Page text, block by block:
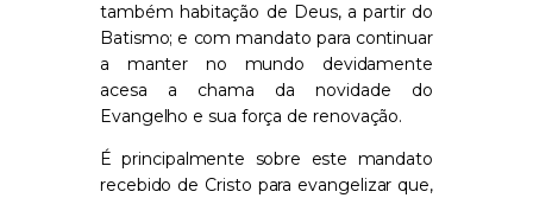
também habitação de Deus, a partir do
Batismo; e com mandato para continuar
a manter no mundo devidamente
acesa a chama da novidade do
Evangelho e sua força de renovação.
É principalmente sobre este mandato
recebido de Cristo para evangelizar que,